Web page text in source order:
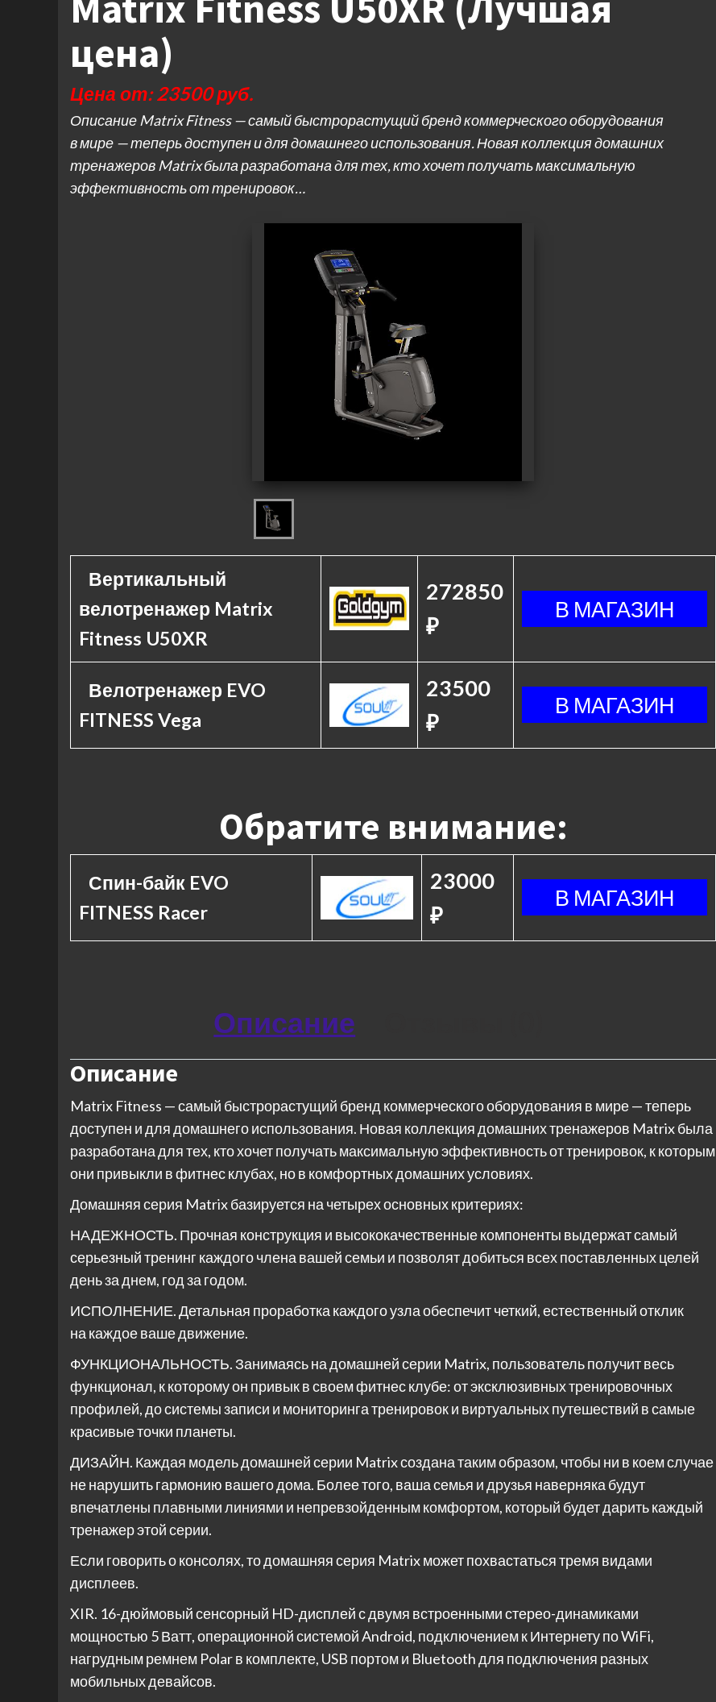
цена)
Цена от: 23500 руб.
Описание Matrix Fitness — самый быстрорастущий бренд коммерческого оборудования
в мире — теперь доступен и для домашнего использования. Новая коллекция домашних
тренажеров Matrix была разработана для тех, кто хочет получать максимальную
эффективность от тренировок…
Вертикальный
велотренажер Matrix
Fitness U50XR
272850
₽
Велотренажер EVO
FITNESS Vega
23500
₽
Обратите внимание:
Спин-байк EVO
FITNESS Racer
23000
₽
Описание
Описание
Matrix Fitness — самый быстрорастущий бренд коммерческого оборудования в мире — теперь
доступен и для домашнего использования. Новая коллекция домашних тренажеров Matrix была
разработана для тех, кто хочет получать максимальную эффективность от тренировок, к которым
они привыкли в фитнес клубах, но в комфортных домашних условиях.
Домашняя серия Matrix базируется на четырех основных критериях:
НАДЕЖНОСТЬ. Прочная конструкция и высококачественные компоненты выдержат самый
серьезный тренинг каждого члена вашей семьи и позволят добиться всех поставленных целей
день за днем, год за годом.
ИСПОЛНЕНИЕ. Детальная проработка каждого узла обеспечит четкий, естественный отклик
на каждое ваше движение.
ФУНКЦИОНАЛЬНОСТЬ. Занимаясь на домашней серии Matrix, пользователь получит весь
функционал, к которому он привык в своем фитнес клубе: от эксклюзивных тренировочных
профилей, до системы записи и мониторинга тренировок и виртуальных путешествий в самые
красивые точки планеты.
ДИЗАЙН. Каждая модель домашней серии Matrix создана таким образом, чтобы ни в коем случае
не нарушить гармонию вашего дома. Более того, ваша семья и друзья наверняка будут
впечатлены плавными линиями и непревзойденным комфортом, который будет дарить каждый
тренажер этой серии.
Если говорить о консолях, то домашняя серия Matrix может похвастаться тремя видами
дисплеев.
XIR. 16-дюймовый сенсорный HD-дисплей с двумя встроенными стерео-динамиками
мощностью 5 Ватт, операционной системой Android, подключением к Интернету по WiFi,
нагрудным ремнем Polar в комплекте, USB портом и Bluetooth для подключения разных
мобильных девайсов.